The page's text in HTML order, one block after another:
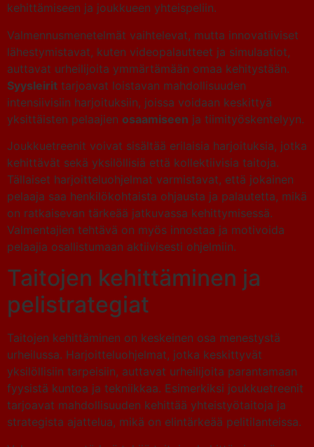
kehittämiseen ja joukkueen yhteispeliin.
Valmennusmenetelmät vaihtelevat, mutta innovatiiviset
lähestymistavat, kuten videopalautteet ja simulaatiot,
auttavat urheilijoita ymmärtämään omaa kehitystään.
Syysleirit tarjoavat loistavan mahdollisuuden
intensiivisiin harjoituksiin, joissa voidaan keskittyä
yksittäisten pelaajien osaamiseen ja tiimityöskentelyyn.
Joukkuetreenit voivat sisältää erilaisia harjoituksia, jotka
kehittävät sekä yksilöllisiä että kollektiivisia taitoja.
Tällaiset harjoitteluohjelmat varmistavat, että jokainen
pelaaja saa henkilökohtaista ohjausta ja palautetta, mikä
on ratkaisevan tärkeää jatkuvassa kehittymisessä.
Valmentajien tehtävä on myös innostaa ja motivoida
pelaajia osallistumaan aktiivisesti ohjelmiin.
Taitojen kehittäminen ja
pelistrategiat
Taitojen kehittäminen on keskeinen osa menestystä
urheilussa. Harjoitteluohjelmat, jotka keskittyvät
yksilöllisiin tarpeisiin, auttavat urheilijoita parantamaan
fyysistä kuntoa ja tekniikkaa. Esimerkiksi joukkuetreenit
tarjoavat mahdollisuuden kehittää yhteistyötaitoja ja
strategista ajattelua, mikä on elintärkeää pelitilanteissa.